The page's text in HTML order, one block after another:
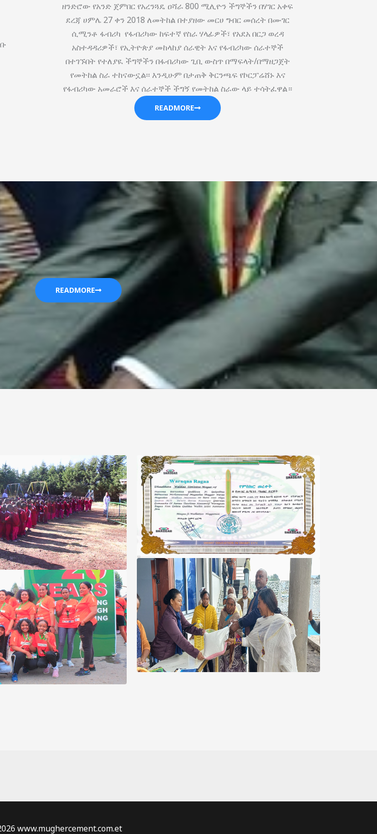
ዘንድሮው የአንድ ጀምበር የአረንጓዴ ዐሻራ 800 ሚሊዮን ችግኞችን በሃገር አቀፍ
ደረጃ ሀምሌ 27 ቀን 2018 ለመትከል በተያዘው መርሀ ግብር መሰረት በሙገር
ሲሚንቶ ፋብሪካ የፋብሪካው ከፍተኛ የስራ ሃላፊዎች፣ የአደአ በርጋ ወረዳ
አስተዳዳሪዎች፣ የኢትዮጵያ መከላከያ ሰራዊት እና የፋብሪካው ሰራተኞች
በተገኙበት የተለያዪ ችግኞችን በፋብሪካው ጊቢ ውስጥ በማፍላት/በማዘጋጀት
የመትከል ስራ ተከናውኗል፡፡ እንዲሁም በታጠቅ ቅርንጫፍ የኮርፓሬሸ‍ኑ እና
የፋብሪካው አመራሮች እና ሰራተኞች ችግኝ የመትከል ስራው ላይ ተሳትፈዋል።
READMORE
READMORE
www.mughercement.com.et